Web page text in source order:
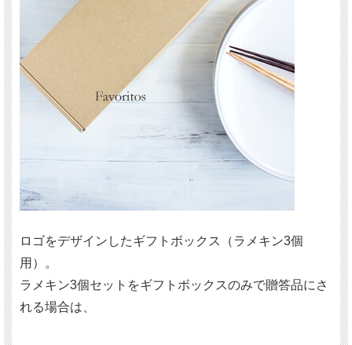
ロゴをデザインしたギフトボックス（ラメキン3個
用）。
ラメキン3個セットをギフトボックスのみで贈答品にさ
れる場合は、